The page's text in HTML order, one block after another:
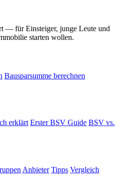
— für Einsteiger, junge Leute und
starten wollen.
Bausparsumme berechnen
erklärt Erster BSV Guide BSV vs.
Anbieter Tipps Vergleich